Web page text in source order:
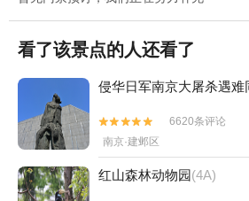
看了该景点的人还看了


6620条评论
南京·建邺区
红山森林动物园(4A)